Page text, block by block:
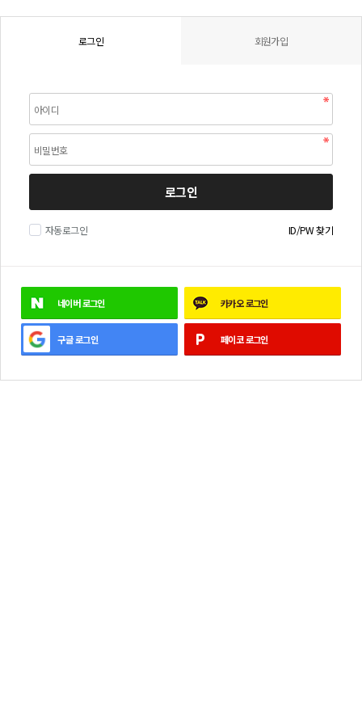
로그인 회원가입
로그인
자동로그인 ID/PW 찾기
네이버로그인 카카오로그인
구글로그인 페이코로그인